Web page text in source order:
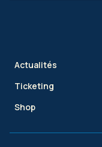
Actualités
Ticketing
Shop